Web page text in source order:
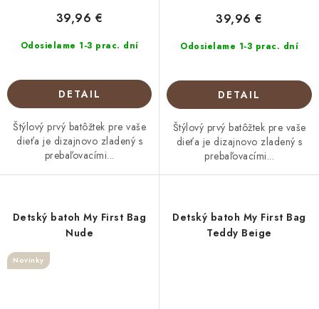
Odosielame 1-3 prac. dní
39,96 €
DETAIL
Štýlový prvý batôžtek pre vaše
dieťa je dizajnovo zladený s
prebaľovacími...
Odosielame 1-3 prac. dní
39,96 €
DETAIL
Štýlový prvý batôžtek pre vaše
dieťa je dizajnovo zladený s
prebaľovacími...
Detský batoh My First Bag
Nude
Novinky
Detský batoh My First Bag
Teddy Beige